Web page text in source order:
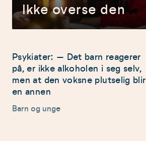
Ikke overse den
Psykiater: – Det barn reagerer
på, er ikke alkoholen i seg selv,
men at den voksne plutselig blir
en annen
Barn og unge